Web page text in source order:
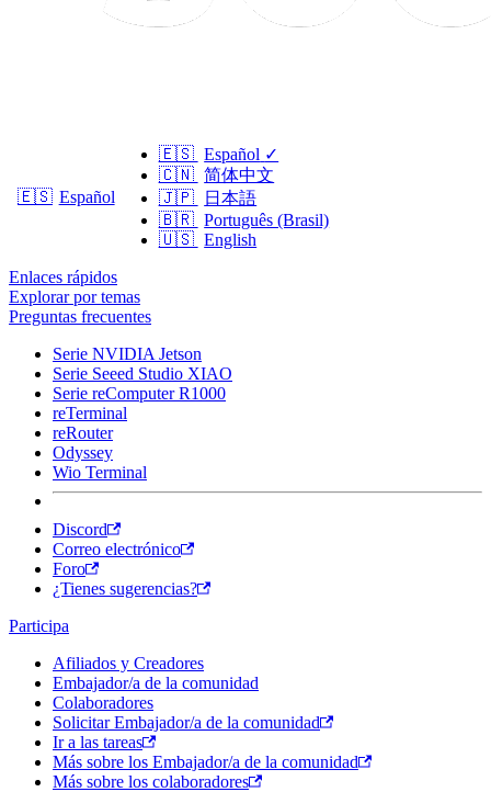
🇪🇸 Español
🇪🇸 Español ✓
🇨🇳 简体中文
🇯🇵
日本語
🇧🇷 Português (Brasil)
🇺🇸 English
Enlaces rápidos
Explorar por temas
Preguntas frecuentes
Serie NVIDIA Jetson
Serie Seeed Studio XIAO
Serie reComputer R1000
reTerminal
reRouter
Odyssey
Wio Terminal
Discord
Correo electrónico
Foro
¿Tienes sugerencias?
Participa
Afiliados y Creadores
Embajador/a de la comunidad
Colaboradores
Solicitar Embajador/a de la comunidad
Ir a las tareas
Más sobre los Embajador/a de la comunidad
Más sobre los colaboradores